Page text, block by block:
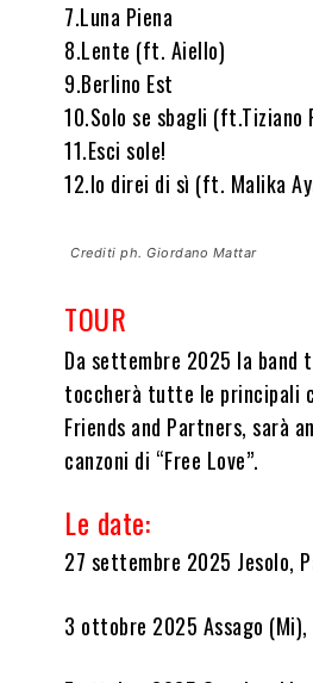
7.Luna Piena
8.Lente (ft. Aiello)
9.Berlino Est
10.Solo se sbagli (ft.Tiziano
11.Esci sole!
12.Io direi di sì (ft. Malika
Crediti ph. Giordano Mattar
TOUR
Da settembre 2025 la band
toccherà tutte le principali
Friends and Partners, sarà
canzoni di “Free Love”.
Le date:
27 settembre 2025 Jesolo,
3 ottobre 2025 Assago (Mi),